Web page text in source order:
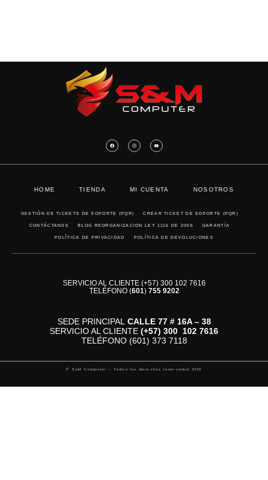
HOME TIENDA MI CUENTA NOSOTROS
GESTIÓN DE TICKETS DE SOPORTE (PQR) CREAR TICKET DE SOPORTE (PQR)
CONTÁCTANOS BLOG REORGANIZACION LEY 1116 DE 2006 GARANTÍA
POLÍTICA DE PRIVACIDAD POLÍTICA DE DEVOLUCIONES
SERVICIO AL CLIENTE (+57) 300 102 7616
TELÉFONO (601) 755 9202
SEDE PRINCIPAL CALLE 77 # 16A – 38
SERVICIO AL CLIENTE (+57) 300 102 7616
TELÉFONO (601) 373 7118
© SyM Computer – Todos los derechos reservados 2025